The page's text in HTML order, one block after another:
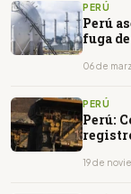
PERÚ
Perú
fuga
06 de
PERÚ
Perú:
19 de